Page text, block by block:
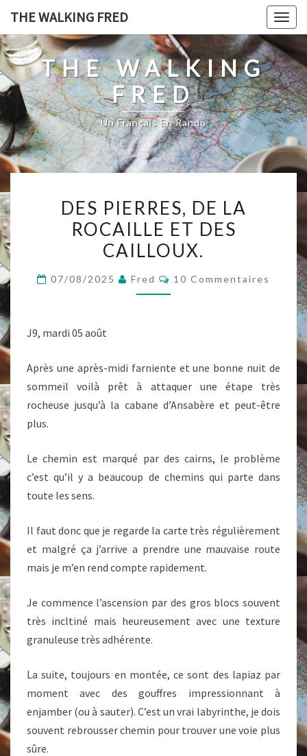
content
THE WALKING FRED
THE WALKING
FRED
Un Français En Rando
PIERRES,
DE
LA
ET
DES PIERRES, DE LA
ROCAILLE ET DES
CAILLOUX.
07/08/2025 Fred Commentaires
10 Commentaires
J9, mardi 05 août
Après une après-midi farniente et une bonne nuit de
sommeil voilà prêt à attaquer une étape très
rocheuse jusqu’à la cabane d’Ansabère et peut-être
plus.
Le chemin est marqué par des cairns, le problème
c’est qu’il y a beaucoup de chemins qui parte dans
toute les sens.
Il faut donc que je regarde la carte très régulièrement
et malgré ça j’arrive a prendre une mauvaise route
mais je m’en rend compte rapidement.
Je commence l’ascension par des gros blocs souvent
très incltiné mais heureusement avec une texture
granuleuse très adhérente.
La suite, toujours en montée, ce sont des lapiaz par
moment avec des gouffres impressionnant à
enjamber (ou à sauter). C’est un vrai labyrinthe, je dois
souvent rebrousser chemin pour trouver une voie plus
sûre.